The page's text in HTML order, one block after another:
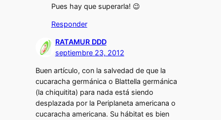
Pues hay que superarla! 😉
Responder
RATAMUR DDD
septiembre 23, 2012
Buen artículo, con la salvedad de que la
cucaracha germánica o Blattella germánica
(la chiquitita) para nada está siendo
desplazada por la Periplaneta americana o
cucaracha americana. Su hábitat es bien